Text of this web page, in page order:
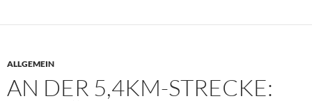
ALLGEMEIN
AN DER 5,4KM-STRECKE: